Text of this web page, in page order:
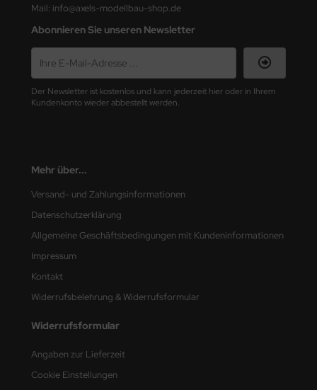
Mail: info@axels-modellbau-shop.de
Abonnieren Sie unseren Newsletter
Der Newsletter ist kostenlos und kann jederzeit hier oder in Ihrem
Kundenkonto wieder abbestellt werden.
Mehr über...
Versand- und Zahlungsinformationen
Datenschutzerklärung
Allgemeine Geschäftsbedingungen mit Kundeninformationen
Impressum
Kontakt
Widerrufsbelehrung & Widerrufsformular
Widerrufsformular
Angaben zur Lieferzeit
Cookie Einstellungen
Beemax
Hobby
Hobbies
Model
Field Model
Model